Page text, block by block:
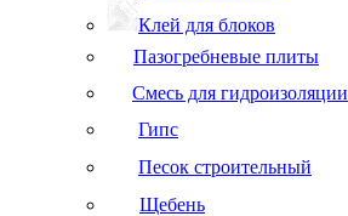
Клей для блоков
Пазогребневые плиты
Смесь для гидроизоляции
Гипс
Песок строительный
Щебень